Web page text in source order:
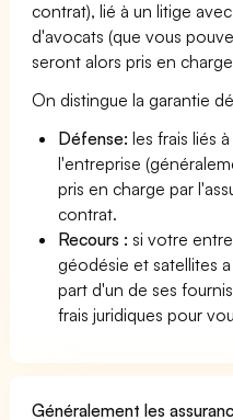
contrat), lié à un litige
d'avocats (que vous
seront alors pris en
On distingue la garantie
Défense: les frais liés
l'entreprise
pris en charge par
contrat.
Recours : si votre
géodésie et satellites
part d'un de ses
frais juridiques pour
Généralement les